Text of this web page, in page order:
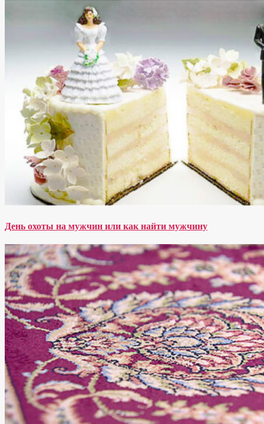
День охоты на мужчин или как найти мужчину